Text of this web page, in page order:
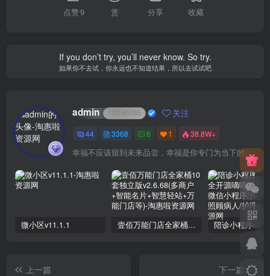
点赞9 赏 分享 收藏
If you don’t try, you’ll never know. So try.
如果你不去试，你永远也不知道结果，所以去试试吧
admin 65785 关注
44 3368 6 1 38.8W+
幸福不应该留到未来品尝，幸福是你专门为当下的自己所准备的
微小区v11.1.1 壹佰万能门店全家桶10套独立版v2.6.68(​多商户+智能名片+智慧轻站+万能门店等)
上一篇
下一篇